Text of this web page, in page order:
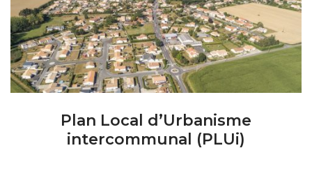
Plan Local d’Urbanisme
intercommunal (PLUi)